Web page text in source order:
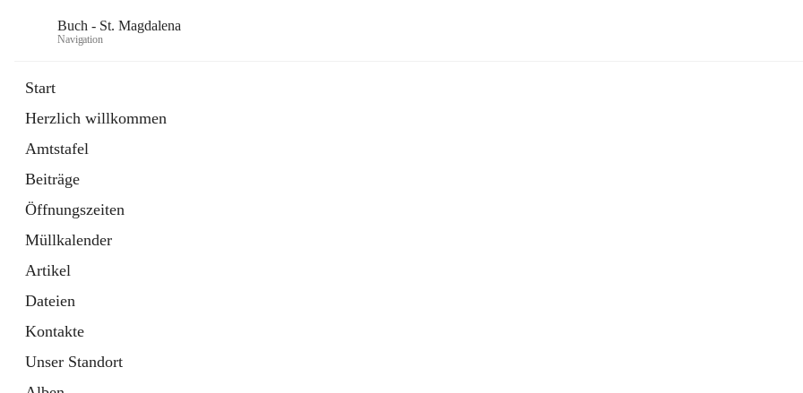
Buch - St. Magdalena
Navigation
Start
Herzlich willkommen
Amtstafel
Beiträge
Öffnungszeiten
Müllkalender
Artikel
Dateien
Kontakte
Unser Standort